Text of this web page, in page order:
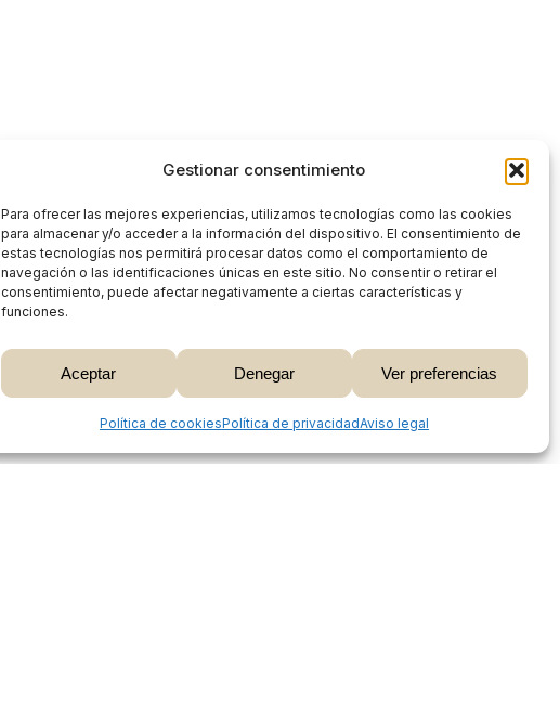
Gestionar consentimiento
Para ofrecer las mejores experiencias, utilizamos tecnologías como las cookies
para almacenar y/o acceder a la información del dispositivo. El consentimiento de
estas tecnologías nos permitirá procesar datos como el comportamiento de
navegación o las identificaciones únicas en este sitio. No consentir o retirar el
consentimiento, puede afectar negativamente a ciertas características y
funciones.
Aceptar Denegar Ver preferencias
Política de cookiesPolítica de privacidadAviso legal
Finalizar Compra Share